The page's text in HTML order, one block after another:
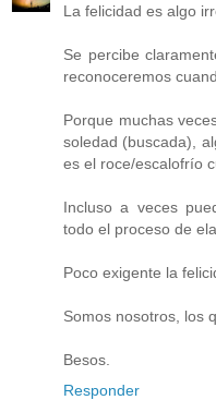
La felicidad es algo
Se percibe
reconoceremos
Porque muchas
soledad (buscada),
es el roce/escalofrío
Incluso a veces
todo el proceso de
Poco exigente la
Somos nosotros, los
Besos.
Responder